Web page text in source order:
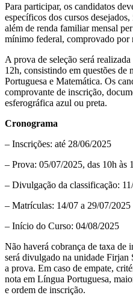
Para participar, os candidatos
específicos dos cursos
além de renda familiar mensal
mínimo federal, comprovado por
A prova de seleção será
12h, consistindo em questões de
Portuguesa e Matemática. Os
comprovante de inscrição,
esferográfica azul ou preta.
Cronograma
– Inscrições: até 28/06/2025
– Prova: 05/07/2025, das 10h às
– Divulgação da classificação:
– Matrículas: 14/07 a 29/07/2025
– Início do Curso: 04/08/2025
Não haverá cobrança de taxa de
será divulgado na unidade
a prova. Em caso de empate,
nota em Língua Portuguesa,
e ordem de inscrição.